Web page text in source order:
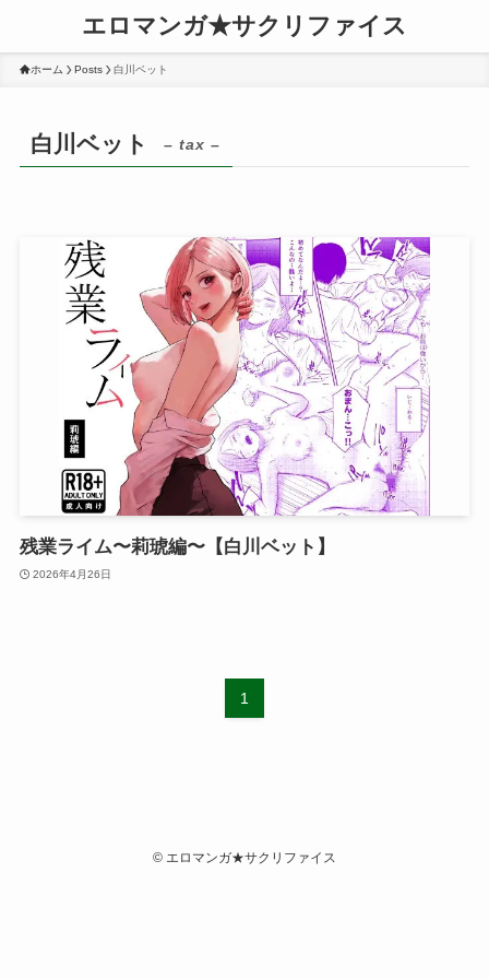
エロマンガ★サクリファイス
ホーム Posts 白川ベット
白川ベット – tax –
残業ライム〜莉琥編〜【白川ベット】
2026年4月26日
1
© エロマンガ★サクリファイス